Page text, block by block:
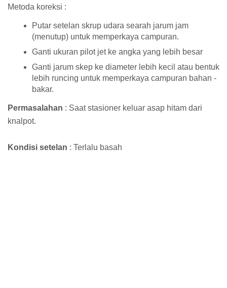
Metoda koreksi :
Putar setelan skrup udara searah jarum jam
(menutup) untuk memperkaya campuran.
Ganti ukuran pilot jet ke angka yang lebih besar
Ganti jarum skep ke diameter lebih kecil atau bentuk
lebih runcing untuk memperkaya campuran bahan -
bakar.
Permasalahan : Saat stasioner keluar asap hitam dari
knalpot.
Kondisi setelan : Terlalu basah